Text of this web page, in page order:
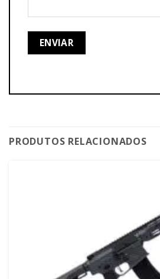
PRODUTOS RELACIONADOS